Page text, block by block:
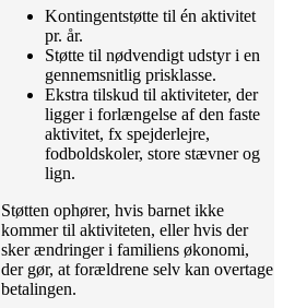
Kontingentstøtte til én aktivitet
pr. år.
Støtte til nødvendigt udstyr i en
gennemsnitlig prisklasse.
Ekstra tilskud til aktiviteter, der
ligger i forlængelse af den faste
aktivitet, fx spejderlejre,
fodboldskoler, store stævner og
lign.
Støtten ophører, hvis barnet ikke
kommer til aktiviteten, eller hvis der
sker ændringer i familiens økonomi,
der gør, at forældrene selv kan overtage
betalingen.